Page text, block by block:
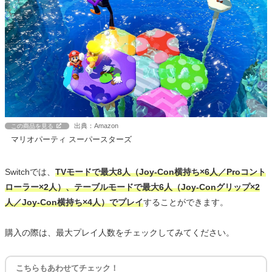
この商品を見る 出典：Amazon
マリオパーティ スーパースターズ
Switchでは、 TVモードで最大8人（Joy-Con横持ち×6人／Proコント
ローラー×2人）、テーブルモードで最大6人（Joy-Conグリップ×2
人／Joy-Con横持ち×4人）でプレイすることができます。
購入の際は、最大プレイ人数をチェックしてみてください。
こちらもあわせてチェック！